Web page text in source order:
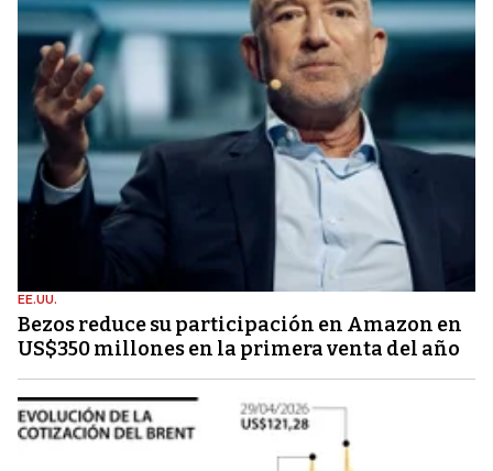
EE.UU.
Bezos reduce su participación en Amazon en
US$350 millones en la primera venta del año